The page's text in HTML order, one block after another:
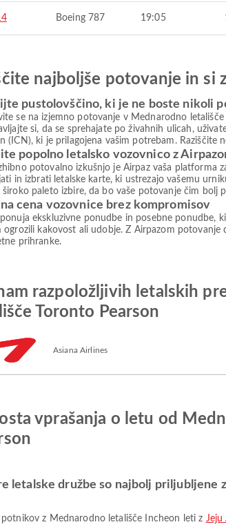
Boeing 787 19:05
najboljše potovanje in
pustolovščino, ki je ne boste nikoli
se na izjemno potovanje v Mednarodno
si, da se sprehajate po živahnih ulicah,
(ICN), ki je prilagojena vašim potrebam.
popolno letalsko vozovnico z
potovalno izkušnjo je Airpaz vaša platforma
in izbrati letalske karte, ki ustrezajo vašemu
široko paleto izbire, da bo vaše potovanje čim bolj
cena vozovnice brez kompromisov
ekskluzivne ponudbe in posebne ponudbe,
ogrozili kakovost ali udobje. Z Airpazom potovanje
prihranke.
razpoložljivih letalskih
Toronto Pearson
Asiana Airlines
vprašanja o letu od
letalske družbe so najbolj priljubljene
potnikov z Mednarodno letališče Incheon leti z Jeju